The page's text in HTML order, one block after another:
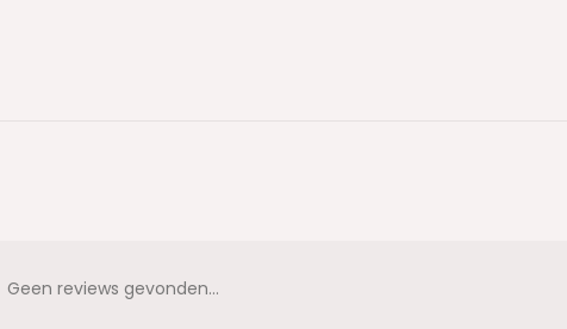
Geen reviews gevonden...